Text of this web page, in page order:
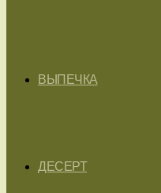
ВЫПЕЧКА
ДЕСЕРТ